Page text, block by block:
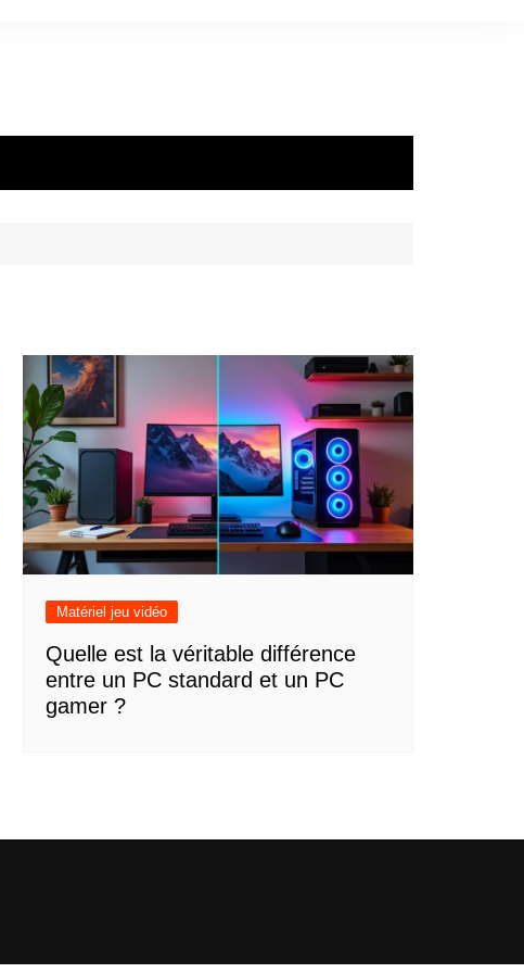
Matériel jeu vidéo
Quelle est la véritable différence
entre un PC standard et un PC
gamer ?